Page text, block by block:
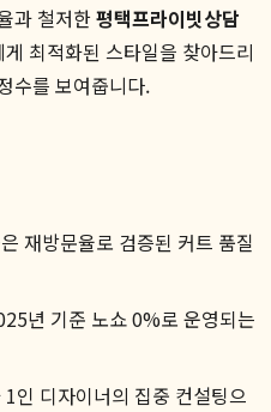
과 철저한평택프라이빗상담
최적화된 스타일을 찾아드리
수를 보여줍니다.
재방문율로 검증된 커트 품질
년 기준 노쇼 0%로 운영되는
인 디자이너의 집중 컨설팅으